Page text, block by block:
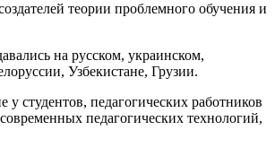
теории проблемного обучения и
на русском, украинском,
Узбекистане, Грузии.
студентов, педагогических работников
педагогических технологий,